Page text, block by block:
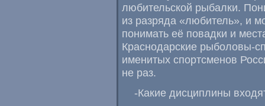
любительской рыбалки.
из разряда «любитель», и
понимать её повадки и
Краснодарские рыболовы-
именитых спортсменов
не раз.
-Какие дисциплины